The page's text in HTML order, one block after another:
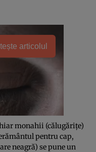
articolul
monahii (călugăriţe)
pentru cap,
neagră) se pune un